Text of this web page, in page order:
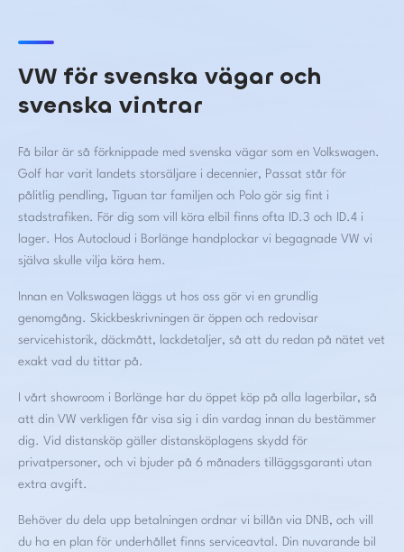
VW för svenska vägar och
svenska vintrar
Få bilar är så förknippade med svenska vägar som en Volkswagen.
Golf har varit landets storsäljare i decennier, Passat står för
pålitlig pendling, Tiguan tar familjen och Polo gör sig fint i
stadstrafiken. För dig som vill köra elbil finns ofta ID.3 och ID.4 i
lager. Hos Autocloud i Borlänge handplockar vi begagnade VW vi
själva skulle vilja köra hem.
Innan en Volkswagen läggs ut hos oss gör vi en grundlig
genomgång. Skickbeskrivningen är öppen och redovisar
servicehistorik, däckmått, lackdetaljer, så att du redan på nätet vet
exakt vad du tittar på.
I vårt showroom i Borlänge har du öppet köp på alla lagerbilar, så
att din VW verkligen får visa sig i din vardag innan du bestämmer
dig. Vid distansköp gäller distansköplagens skydd för
privatpersoner, och vi bjuder på 6 månaders tilläggsgaranti utan
extra avgift.
Behöver du dela upp betalningen ordnar vi billån via DNB, och vill
du ha en plan för underhållet finns serviceavtal. Din nuvarande bil